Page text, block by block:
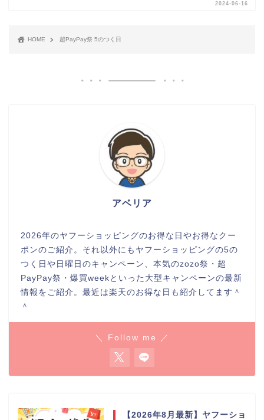
2024-06-16
HOME 超PayPay祭 5のつく日
アベリア
2026年のヤフーショッピングのお得な日やお得なクー
ポンのご紹介。それ以外にもヤフーショッピングの5の
つく日や日曜日のキャンペーン、本気のzozo祭・超
PayPay祭・爆買weekといった大型キャンペーンの最新
情報をご紹介。最近は楽天のお得な日も紹介してます＾
＾
＼ Follow me ／
【2026年8月最新】ヤフーショ